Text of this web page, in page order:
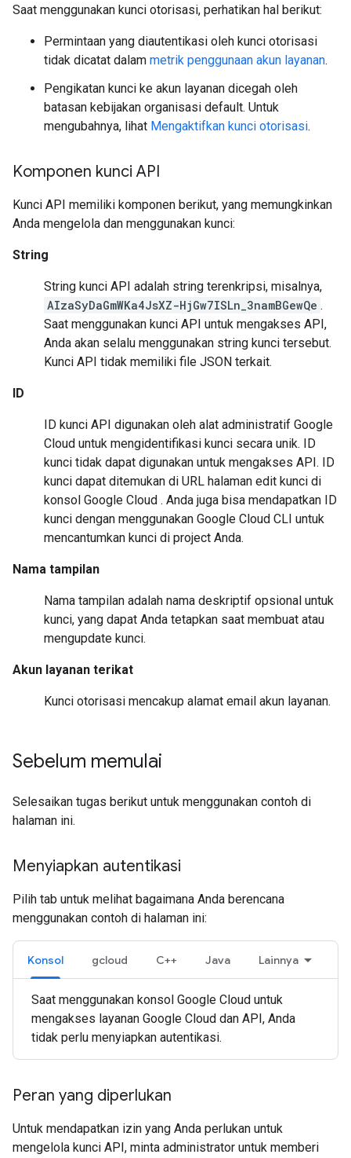
Saat menggunakan kunci otorisasi, perhatikan hal berikut:
Permintaan yang diautentikasi oleh kunci otorisasi
tidak dicatat dalam metrik penggunaan akun layanan.
Pengikatan kunci ke akun layanan dicegah oleh
batasan kebijakan organisasi default. Untuk
mengubahnya, lihat Mengaktifkan kunci otorisasi.
Komponen kunci API
Kunci API memiliki komponen berikut, yang memungkinkan
Anda mengelola dan menggunakan kunci:
String
String kunci API adalah string terenkripsi, misalnya,
AIzaSyDaGmWKa4JsXZ-HjGw7ISLn_3namBGewQe .
Saat menggunakan kunci API untuk mengakses API,
Anda akan selalu menggunakan string kunci tersebut.
Kunci API tidak memiliki file JSON terkait.
ID
ID kunci API digunakan oleh alat administratif Google
Cloud untuk mengidentifikasi kunci secara unik. ID
kunci tidak dapat digunakan untuk mengakses API. ID
kunci dapat ditemukan di URL halaman edit kunci di
konsol Google Cloud . Anda juga bisa mendapatkan ID
kunci dengan menggunakan Google Cloud CLI untuk
mencantumkan kunci di project Anda.
Nama tampilan
Nama tampilan adalah nama deskriptif opsional untuk
kunci, yang dapat Anda tetapkan saat membuat atau
mengupdate kunci.
Akun layanan terikat
Kunci otorisasi mencakup alamat email akun layanan.
Sebelum memulai
Selesaikan tugas berikut untuk menggunakan contoh di
halaman ini.
Menyiapkan autentikasi
Pilih tab untuk melihat bagaimana Anda berencana
menggunakan contoh di halaman ini:
Konsol gcloud C++ Java Lainnya
Saat menggunakan konsol Google Cloud untuk
mengakses layanan Google Cloud dan API, Anda
tidak perlu menyiapkan autentikasi.
Peran yang diperlukan
Untuk mendapatkan izin yang Anda perlukan untuk
mengelola kunci API, minta administrator untuk memberi